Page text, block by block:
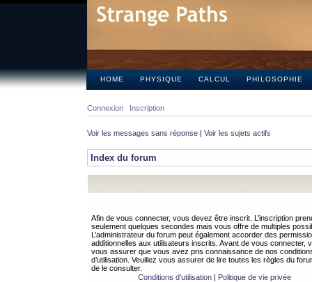
HOME PHYSIQUE CALCUL PHILOSOPHIE
Connexion Inscription
Voir les messages sans réponse | Voir les sujets actifs
Index du forum
Afin de vous connecter, vous devez être inscrit. L’inscription
seulement quelques secondes mais vous offre de multiples
L’administrateur du forum peut également accorder des
additionnelles aux utilisateurs inscrits. Avant de vous connecter,
vous assurer que vous avez pris connaissance de nos
d’utilisation. Veuillez vous assurer de lire toutes les règles du
de le consulter.
Conditions d’utilisation| Politique de vie privée